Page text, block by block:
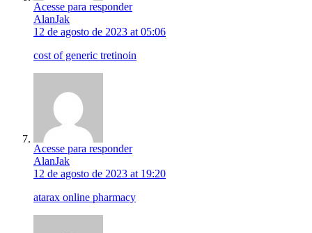
Acesse para responder
AlanJak
12 de agosto de 2023 at 05:06
cost of generic tretinoin
Acesse para responder
AlanJak
12 de agosto de 2023 at 19:20
atarax online pharmacy